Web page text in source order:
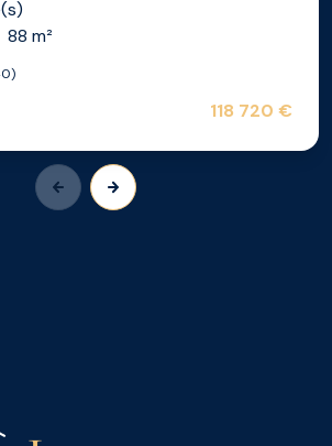
88 m²
118 720 €